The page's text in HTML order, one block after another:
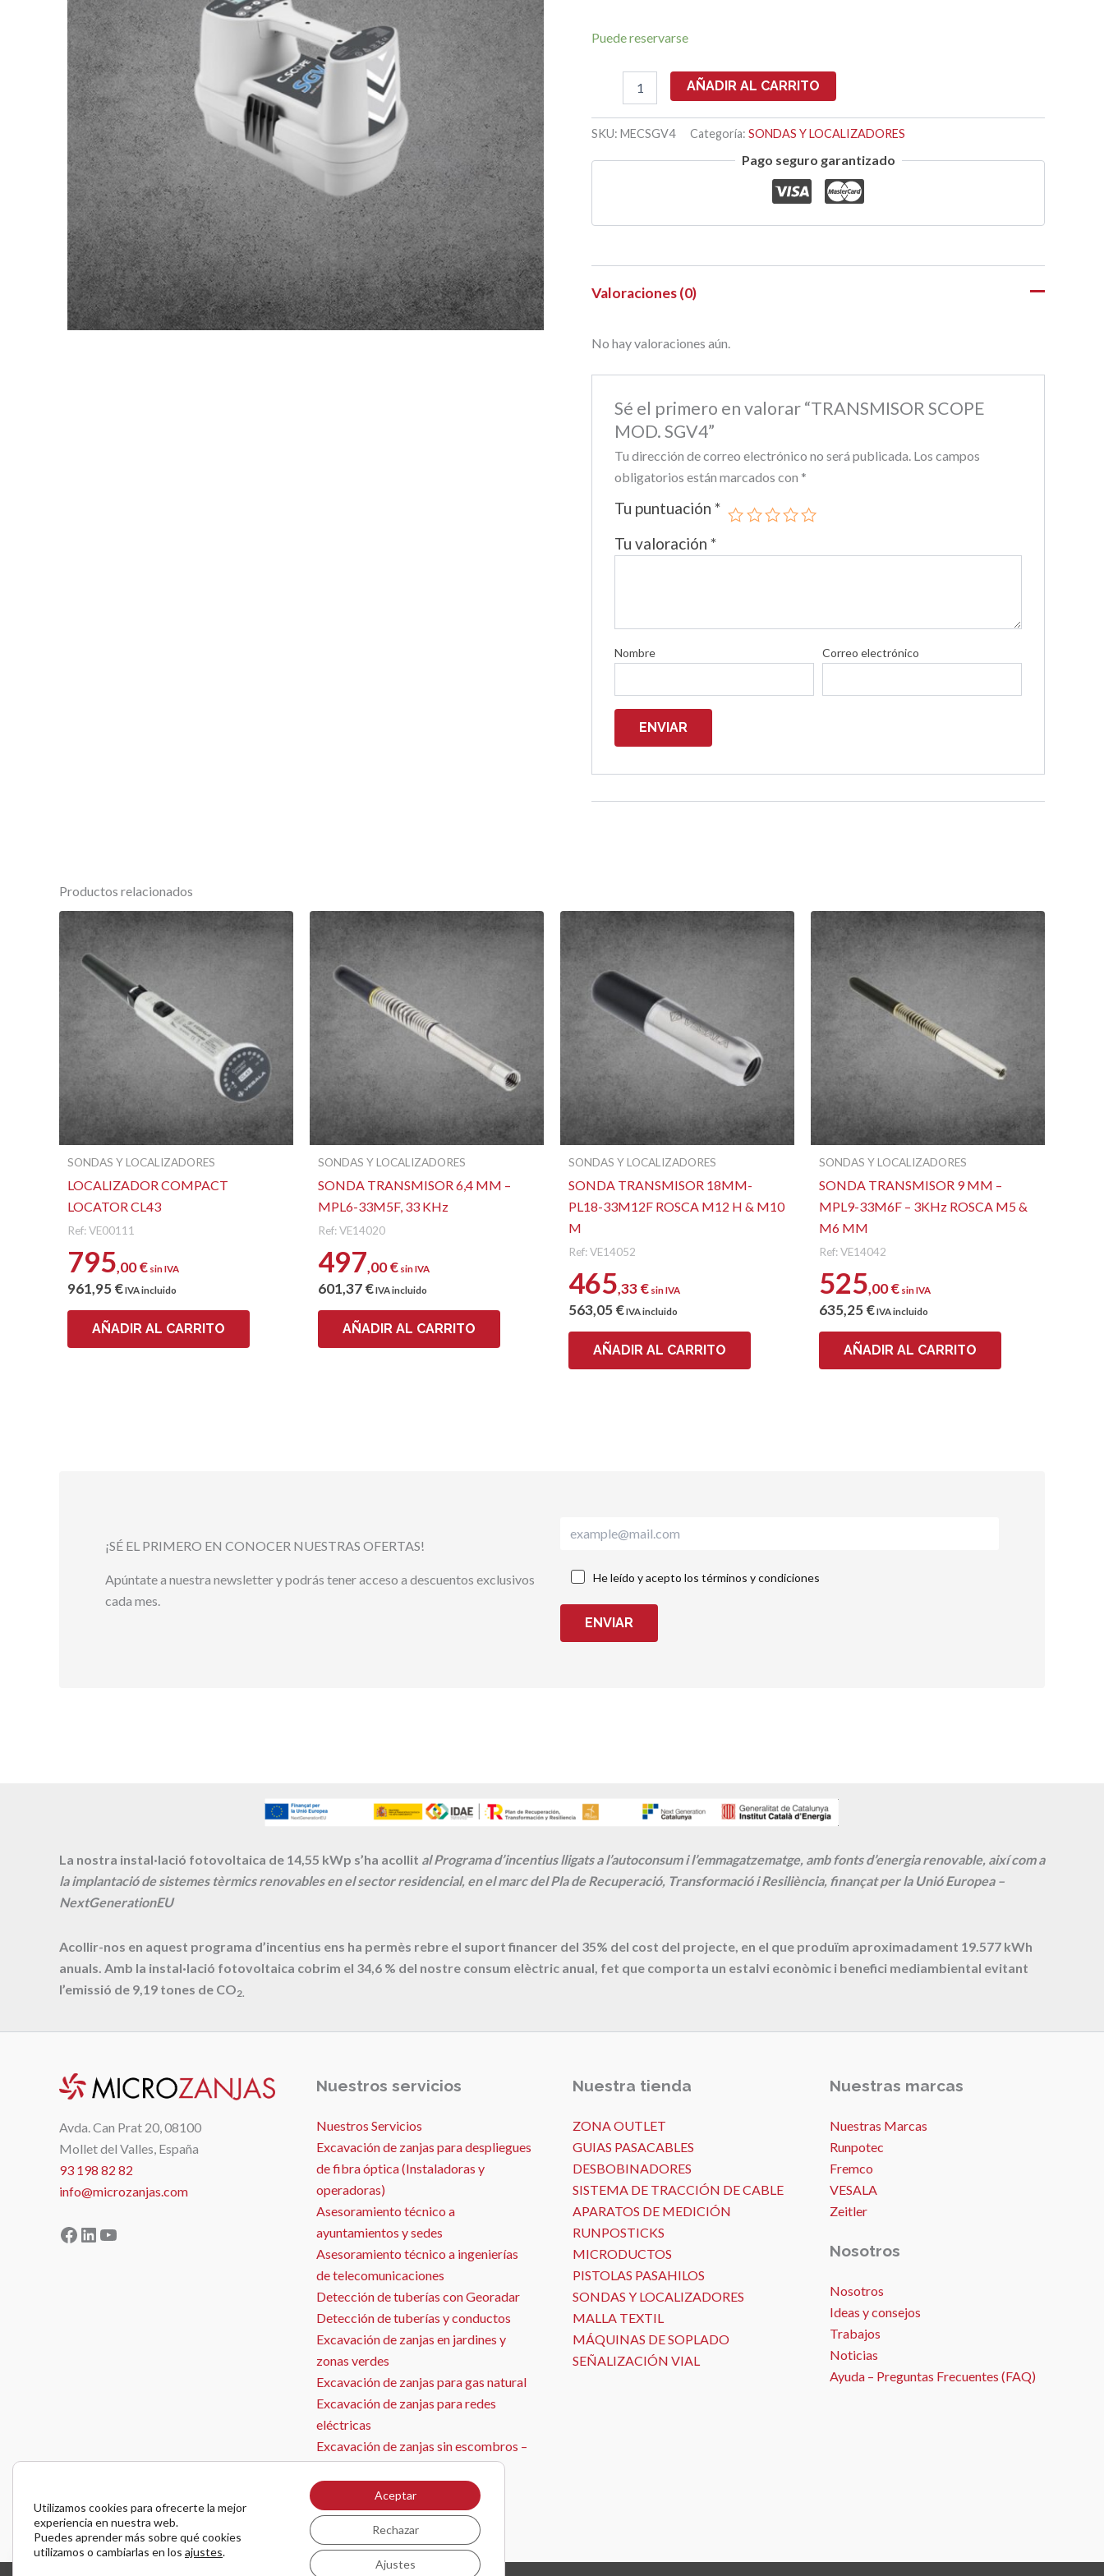
Puede reservarse
SGV4
AÑADIR AL CARRITO
SKU: MECSGV4 Categoría: SONDAS Y LOCALIZADORES
Pago seguro garantizado
Valoraciones (0)
No hay valoraciones aún.
Sé el primero en valorar “TRANSMISOR SCOPE
MOD. SGV4”
Tu dirección de correo electrónico no será publicada. Los campos
obligatorios están marcados con *
Tu puntuación *
Tu valoración *
Nombre Correo electrónico
Productos relacionados
SONDAS Y LOCALIZADORES
LOCALIZADOR COMPACT
LOCATOR CL43
Ref: VE00111
795,00€ sin IVA
961,95€IVA incluido
AÑADIR AL CARRITO
SONDAS Y LOCALIZADORES
SONDA TRANSMISOR 6,4 MM –
MPL6-33M5F, 33 KHz
Ref: VE14020
497,00€ sin IVA
601,37€IVA incluido
AÑADIR AL CARRITO
SONDAS Y LOCALIZADORES
SONDA TRANSMISOR 18MM-
PL18-33M12F ROSCA M12 H & M10
M
Ref: VE14052
465,33€ sin IVA
563,05€IVA incluido
AÑADIR AL CARRITO
SONDAS Y LOCALIZADORES
SONDA TRANSMISOR 9 MM –
MPL9-33M6F – 3KHz ROSCA M5 &
M6 MM
Ref: VE14042
525,00€ sin IVA
635,25€IVA incluido
AÑADIR AL CARRITO
¡SÉ EL PRIMERO EN CONOCER NUESTRAS OFERTAS!
Apúntate a nuestra newsletter y podrás tener acceso a descuentos exclusivos
cada mes.
He leído y acepto los términos y condiciones
ENVIAR
La nostra instal·lació fotovoltaica de 14,55 kWp s’ha acollit al Programa d’incentius lligats a l’autoconsum i l’emmagatzematge, amb fonts d’energia renovable, així com a
la implantació de sistemes tèrmics renovables en el sector residencial, en el marc del Pla de Recuperació, Transformació i Resiliència, finançat per la Unió Europea –
NextGenerationEU
Acollir-nos en aquest programa d’incentius ens ha permès rebre el suport financer del 35% del cost del projecte, en el que produïm aproximadament 19.577 kWh
anuals. Amb la instal·lació fotovoltaica cobrim el 34,6 % del nostre consum elèctric anual, fet que comporta un estalvi econòmic i benefici mediambiental evitant
l’emissió de 9,19 tones de CO2.
Avda. Can Prat 20, 08100
Mollet del Valles, España
93 198 82 82
info@microzanjas.com
Facebook
LinkedIn
YouTube
Nuestros servicios
Nuestros Servicios
Excavación de zanjas para despliegues
de fibra óptica (Instaladoras y
operadoras)
Asesoramiento técnico a
ayuntamientos y sedes
Asesoramiento técnico a ingenierías
de telecomunicaciones
Detección de tuberías con Georadar
Detección de tuberías y conductos
Excavación de zanjas en jardines y
zonas verdes
Excavación de zanjas para gas natural
Excavación de zanjas para redes
eléctricas
Excavación de zanjas sin escombros –
Microzanja con aspirado
Instalación de sensores
Obra Civil
Nuestra tienda
ZONA OUTLET
GUIAS PASACABLES
DESBOBINADORES
SISTEMA DE TRACCIÓN DE CABLE
APARATOS DE MEDICIÓN
RUNPOSTICKS
MICRODUCTOS
PISTOLAS PASAHILOS
SONDAS Y LOCALIZADORES
MALLA TEXTIL
MÁQUINAS DE SOPLADO
SEÑALIZACIÓN VIAL
Nuestras marcas
Nuestras Marcas
Runpotec
Fremco
VESALA
Zeitler
Nosotros
Nosotros
Ideas y consejos
Trabajos
Noticias
Ayuda – Preguntas Frecuentes (FAQ)
Utilizamos cookies para ofrecerte la mejor
experiencia en nuestra web.
Puedes aprender más sobre qué cookies
utilizamos o cambiarlas en los ajustes.
Aceptar
Rechazar
Ajustes